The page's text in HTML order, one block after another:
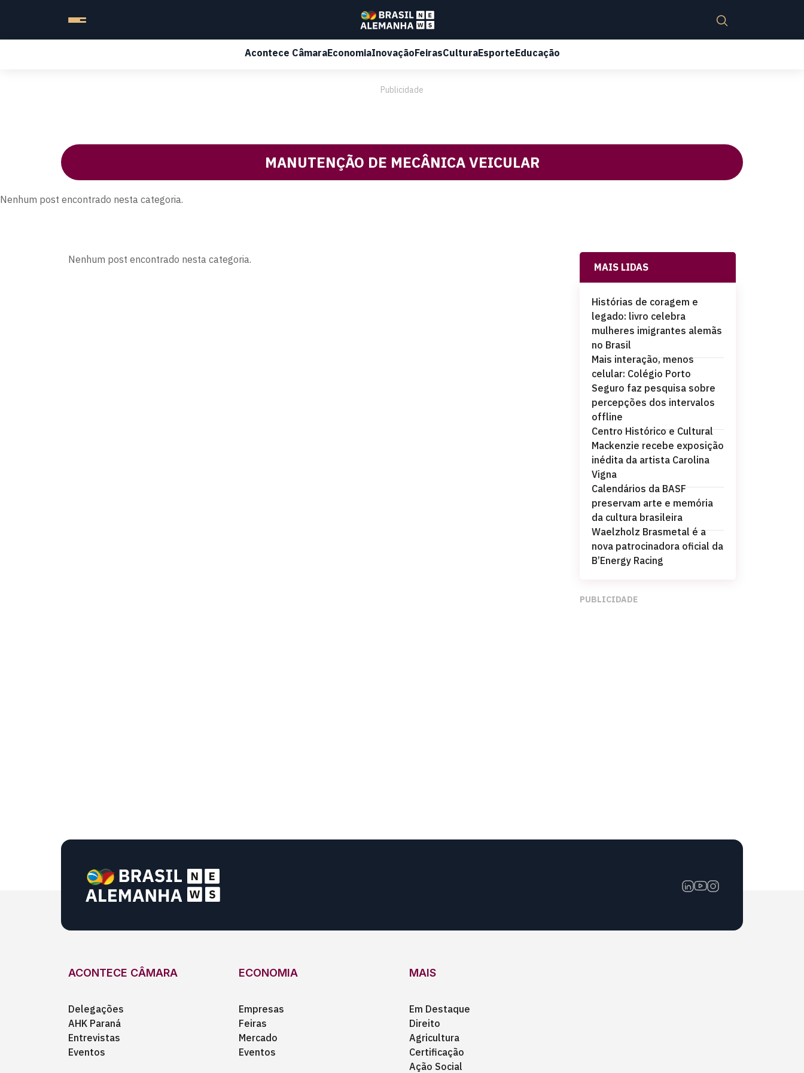
Acontece CâmaraEconomiaInovaçãoFeirasCulturaEsporteEducação
Publicidade
MANUTENÇÃO DE MECÂNICA VEICULAR
Nenhum post encontrado nesta categoria.
Nenhum post encontrado nesta categoria.
MAIS LIDAS
Histórias de coragem e
legado: livro celebra
mulheres imigrantes alemãs
no Brasil
Mais interação, menos
celular: Colégio Porto
Seguro faz pesquisa sobre
percepções dos intervalos
offline
Centro Histórico e Cultural
Mackenzie recebe exposição
inédita da artista Carolina
Vigna
Calendários da BASF
preservam arte e memória
da cultura brasileira
Waelzholz Brasmetal é a
nova patrocinadora oficial da
B’Energy Racing
PUBLICIDADE
ACONTECE CÂMARA
Delegações
AHK Paraná
Entrevistas
Eventos
ECONOMIA
Empresas
Feiras
Mercado
Eventos
MAIS
Em Destaque
Direito
Agricultura
Certificação
Ação Social